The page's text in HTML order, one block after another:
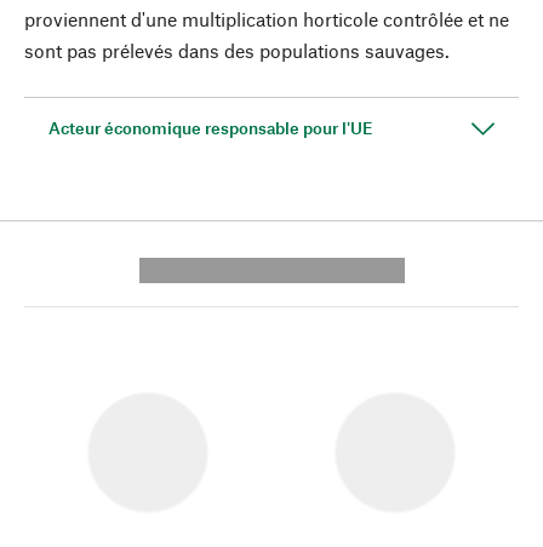
proviennent d'une multiplication horticole contrôlée et ne
sont pas prélevés dans des populations sauvages.
Acteur économique responsable pour l'UE